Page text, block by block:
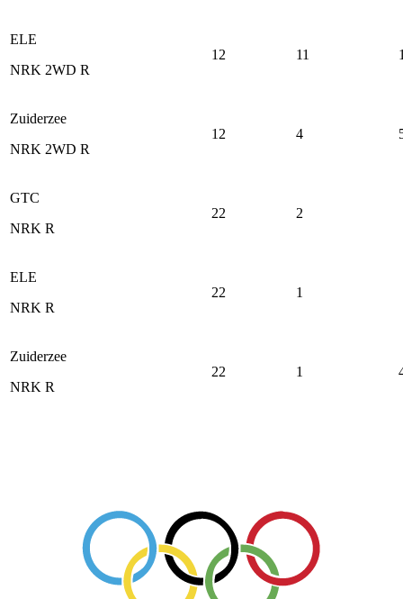
ELE
NRK 2WD R
12 11
Zuiderzee
NRK 2WD R
12 4
GTC
NRK R
22 2
ELE
NRK R
22 1
Zuiderzee
NRK R
22 1